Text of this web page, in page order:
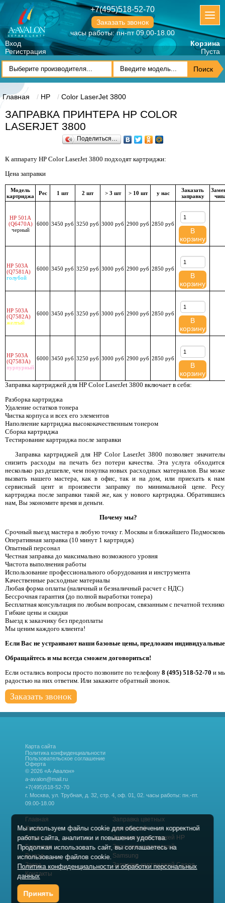
+7(495)518-52-70
Заказать звонок
часы работы: пн-пт 09.00-18.00
Вход
Регистрация
Корзина
Пуста
Главная HP Color LaserJet 3800
ЗАПРАВКА ПРИНТЕРА HP COLOR
LASERJET 3800
Поделиться…
К аппарату HP Color LaserJet 3800 подходят картриджи:
Цена заправки
Модель
картриджа
Рес 1 шт 2 шт > 3 шт > 10 шт у нас
Заказать
заправку
HP 501A
(Q6470A)
черный
6000 3450 руб 3250 руб 3000 руб 2900 руб 2850 руб
В
корзину
HP 503A
(Q7581A)
голубой
6000 3450 руб 3250 руб 3000 руб 2900 руб 2850 руб
В
корзину
HP 503A
(Q7582A)
желтый
6000 3450 руб 3250 руб 3000 руб 2900 руб 2850 руб
В
корзину
HP 503A
(Q7583A)
пурпурный
6000 3450 руб 3250 руб 3000 руб 2900 руб 2850 руб
В
корзину
Заправка картриджей для HP Color LaserJet 3800 включает в себя:
Разборка картриджа
Удаление остатков тонера
Чистка корпуса и всех его элементов
Наполнение картриджа высококачественным тонером
Сборка картриджа
Тестирование картриджа после заправки
Заправка картриджей для HP Color LaserJet 3800 позволяет
снизить расходы на печать без потери качества. Эта услуга
несколько раз дешевле, чем покупка новых расходных материалов. Вы
вызвать нашего мастера, как в офис, так и на дом, или приехать к
сервисный цент и произвести заправку по минимальной цене.
картриджа после заправки такой же, как у нового картриджа.
нам, Вы экономите время и деньги.
Почему мы?
Срочный выезд мастера в любую точку г. Москвы и ближайшего
Оперативная заправка (10 минут 1 картридж)
Опытный персонал
Честная заправка до максимально возможного уровня
Чистота выполнения работы
Использование профессионального оборудования и инструмента
Качественные расходные материалы
Любая форма оплаты (наличный и безналичный расчет с НДС)
Бессрочная гарантия (до полной выработки тонера)
Бесплатная консультация по любым вопросам, связанным с печатной
Гибкие цены и скидки
Выезд к заказчику без предоплаты
Мы ценим каждого клиента!
Если Вас не устраивают наши базовые цены, предложим
Обращайтесь и мы всегда сможем договориться!
Если остались вопросы просто позвоните по телефону 8 (495) 518-52-70 и
радостью на них ответим. Или закажите обратный звонок.
Заказать звонок
Карта сайта
Политика конфиденциальности
Пользовательское соглашение
Оферта
© 2026 «А-Авалон»
a-avalon@mail.ru
+7(495)518-52-70
г. Москва, ул. Трубная, д. 32, стр. 4, оф. 01, 02. часы работы: пн.-пт.
09.00-18.00
Главная
Прайс
Акции
Гарантии
Выезд
Заказ
Контакты
Заправка цветных
картриджей
Заправка картриджей HP
Заправка картриджей
Samsung
Заправка картриджей Canon
Мы используем файлы cookie для обеспечения корректной
работы сайта, аналитики и повышения удобства.
Продолжая использовать сайт, вы соглашаетесь на
использование файлов cookie.
Политика конфиденциальности и обработки персональных
данных
Принять